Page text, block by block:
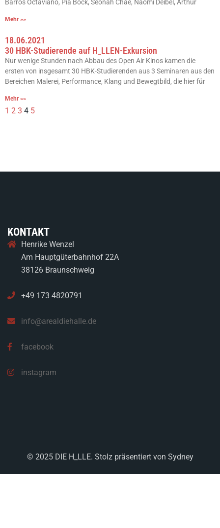
Barros Octaviano, Pia Bock, Seonah Chae, Naomi Deibel, Arthur
Mehr »»
18.06.2021
30 HBK-Studierende auf H_LLEN-Exkursion
Nur wenige Stunden nach Abbau des Open Air Kinos kamen die
ersten von insgesamt 30 HBK-Studierenden aus 3 Seminaren aus den
Bereichen Malerei, Performance, Klang und Bewegtbild, die hier für
Mehr »»
1 2 3 4 5
KONTAKT
Henrike Wenzel
Am Hauptgüterbahnhof 22A
38126 Braunschweig
+49 173 4820791
info@arealdiehalle.de
facebook
instagram
© 2025 DIE H_LLE. Stolz präsentiert von Sydney